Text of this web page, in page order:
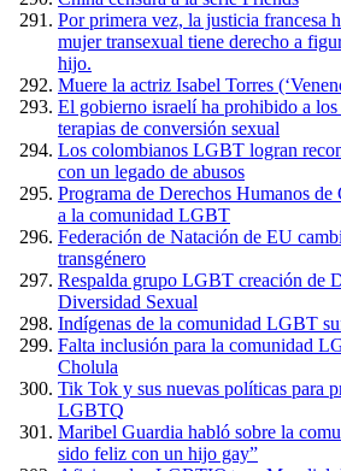
Por primera vez, la justicia francesa
mujer transexual tiene derecho a
hijo.
Muere la actriz Isabel Torres
El gobierno israelí ha prohibido a
terapias de conversión sexual
Los colombianos LGBT logran
con un legado de abusos
Programa de Derechos Humanos de
a la comunidad LGBT
Federación de Natación de EU
transgénero
Respalda grupo LGBT creación de
Diversidad Sexual
Indígenas de la comunidad LGBT
Falta inclusión para la comunidad
Cholula
Tik Tok y sus nuevas políticas para
LGBTQ
Maribel Guardia habló sobre la
sido feliz con un hijo gay”